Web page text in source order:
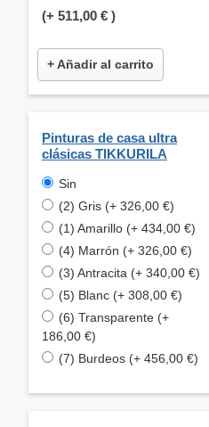
(+ 511,00 € )
+ Añadir al carrito
Pinturas de casa ultra
clásicas TIKKURILA
Sin
(2) Gris (+ 326,00 €)
(1) Amarillo (+ 434,00 €)
(4) Marrón (+ 326,00 €)
(3) Antracita (+ 340,00 €)
(5) Blanc (+ 308,00 €)
(6) Transparente (+
186,00 €)
(7) Burdeos (+ 456,00 €)